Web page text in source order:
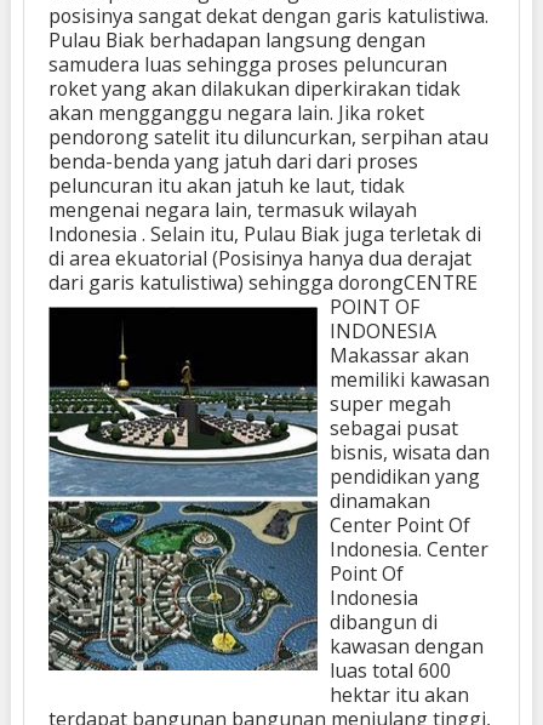
posisinya sangat dekat dengan garis katulistiwa.
Pulau Biak berhadapan langsung dengan
samudera luas sehingga proses peluncuran
roket yang akan dilakukan diperkirakan tidak
akan mengganggu negara lain. Jika roket
pendorong satelit itu diluncurkan, serpihan atau
benda-benda yang jatuh dari dari proses
peluncuran itu akan jatuh ke laut, tidak
mengenai negara lain, termasuk wilayah
Indonesia . Selain itu, Pulau Biak juga terletak di
di area ekuatorial (Posisinya hanya dua derajat
dari garis katulistiwa) sehingga dorongCENTRE
POINT OF
INDONESIA
Makassar akan
memiliki kawasan
super megah
sebagai pusat
bisnis, wisata dan
pendidikan yang
dinamakan
Center Point Of
Indonesia. Center
Point Of
Indonesia
dibangun di
kawasan dengan
luas total 600
hektar itu akan
terdapat bangunan bangunan menjulang tinggi,